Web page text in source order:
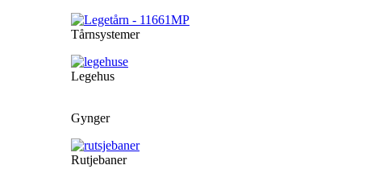
Tårnsystemer
Legehus
Gynger
Rutjebaner